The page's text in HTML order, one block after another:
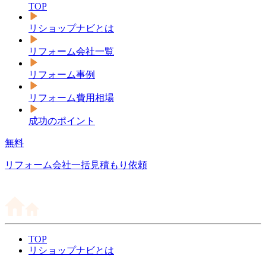
TOP
リショップナビとは
リフォーム会社一覧
リフォーム事例
リフォーム費用相場
成功のポイント
無料
リフォーム会社一括見積もり依頼
TOP
リショップナビとは